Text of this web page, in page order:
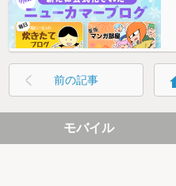
前の記事
モバイル